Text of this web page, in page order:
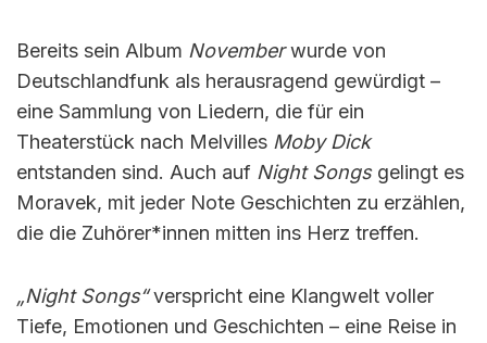
Bereits sein Album Novemberwurde von
Deutschlandfunk als herausragend gewürdigt –
eine Sammlung von Liedern, die für ein
Theaterstück nach Melvilles Moby Dick
entstanden sind. Auch auf Night Songsgelingt es
Moravek, mit jeder Note Geschichten zu erzählen,
die die Zuhörer*innen mitten ins Herz treffen.
„Night Songs“verspricht eine Klangwelt voller
Tiefe, Emotionen und Geschichten – eine Reise in